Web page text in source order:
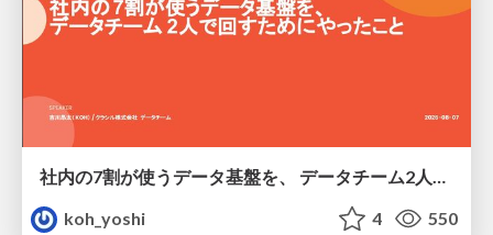
社内の7割が使うデータ基盤を、 データチーム2人で回すためにやったこと
koh_yoshi
4 550